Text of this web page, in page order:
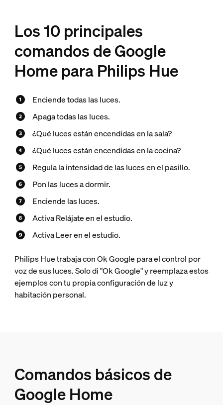
Los 10 principales
comandos de Google
Home para Philips Hue
Enciende todas las luces.
Apaga todas las luces.
¿Qué luces están encendidas en la sala?
¿Qué luces están encendidas en la cocina?
Regula la intensidad de las luces en el pasillo.
Pon las luces a dormir.
Enciende las luces.
Activa Relájate en el estudio.
Activa Leer en el estudio.
Philips Hue trabaja con Ok Google para el control por
voz de sus luces. Solo di "Ok Google" y reemplaza estos
ejemplos con tu propia configuración de luz y
habitación personal.
Comandos básicos de
Google Home